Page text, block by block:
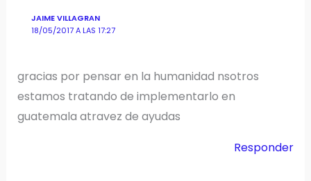
JAIME VILLAGRAN
18/05/2017 A LAS 17:27
gracias por pensar en la humanidad nsotros
estamos tratando de implementarlo en
guatemala atravez de ayudas
Responder